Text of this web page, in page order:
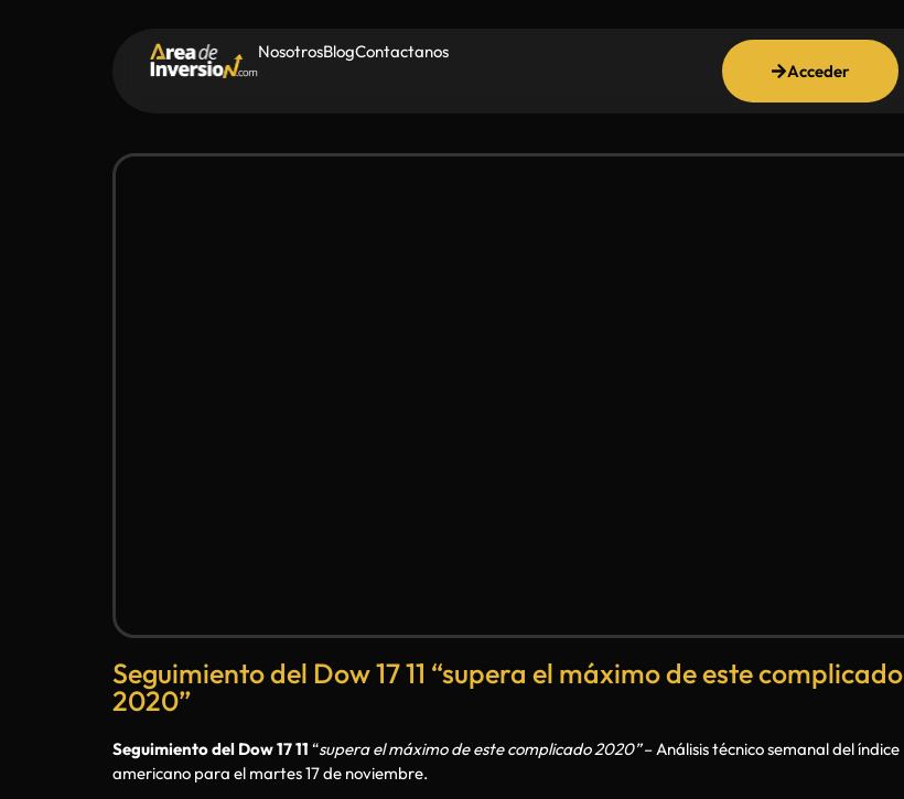
NosotrosBlogContactanos
Acceder
Seguimiento del Dow 17 11 “supera el máximo de este complicado
2020”
Seguimiento del Dow 17 11 “supera el máximo de este complicado 2020”– Análisis técnico semanal del índice
americano para el martes 17 de noviembre.